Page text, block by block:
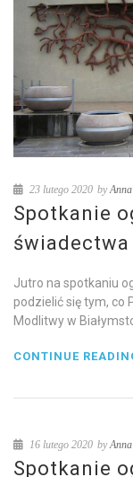
23 lutego 2020 byAnna
Spotkanie
świadectwa
Jutro na spotkaniu
podzielić się tym, co
Modlitwy w
CONTINUE
16 lutego 2020 byAnna
Spotkanie